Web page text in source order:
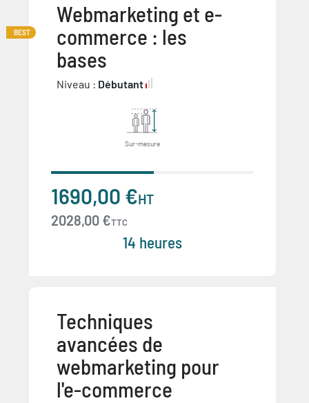
BEST
Webmarketing et e-
commerce : les
bases
Niveau : Débutant
Sur-mesure
1690,00 €HT
2028,00 €TTC
14 heures
Techniques
avancées de
webmarketing pour
l'e-commerce